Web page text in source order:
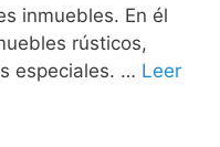
inmuebles. En él
rústicos,
especiales. … Leer